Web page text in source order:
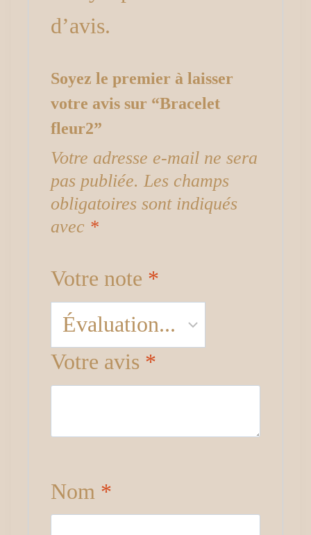
d’avis.
Soyez le premier à laisser
votre avis sur “Bracelet
fleur2”
Votre adresse e-mail ne sera
pas publiée. Les champs
obligatoires sont indiqués
avec *
Votre note *
Votre avis *
Nom *